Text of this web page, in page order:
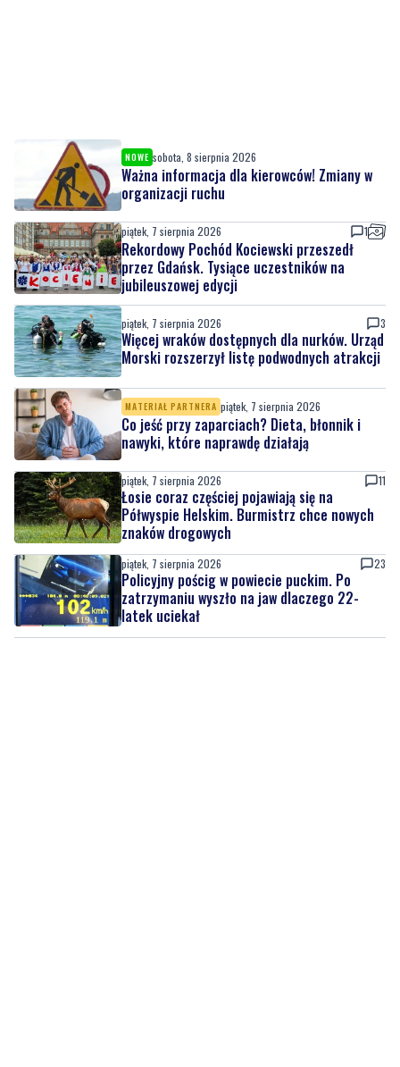
NOWE sobota, 8 sierpnia 2026
Ważna informacja dla kierowców! Zmiany w
organizacji ruchu
piątek, 7 sierpnia 2026
Rekordowy Pochód Kociewski przeszedł
przez Gdańsk. Tysiące uczestników na
jubileuszowej edycji
piątek, 7 sierpnia 2026 3
Więcej wraków dostępnych dla nurków. Urząd
Morski rozszerzył listę podwodnych atrakcji
MATERIAŁ PARTNERA piątek, 7 sierpnia 2026
Co jeść przy zaparciach? Dieta, błonnik i
nawyki, które naprawdę działają
piątek, 7 sierpnia 2026
Łosie coraz częściej pojawiają się na
Półwyspie Helskim. Burmistrz chce nowych
znaków drogowych
Policyjny pościg w powiecie puckim. Po